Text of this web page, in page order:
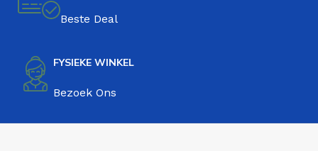
Beste Deal
FYSIEKE WINKEL
Bezoek Ons